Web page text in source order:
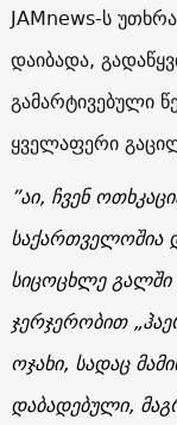
JAMnews-ს
დაიბადა,
გამარტივებული
ყველაფერი
”აი, ჩვენ
საქართველოშია
სიცოცხლეგალში
ჯერჯერობით„
ოჯახი, სადაც
დაბადებული,